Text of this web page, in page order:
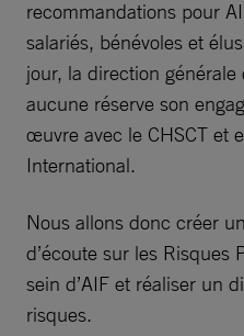
recommandations pour
salariés, bénévoles et
jour, la direction générale
aucune réserve son
œuvre avec le CHSCT et
International.
Nous allons donc créer
d’écoute sur les Risques
sein d’AIF et réaliser un
risques.